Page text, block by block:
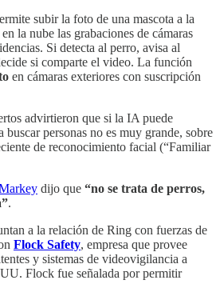
subir la foto de una mascota a la
la nube las grabaciones de cámaras
Si detecta al perro, avisa al
si comparte el video. La función
en cámaras exteriores con suscripción
advirtieron que si la IA puede
personas no es muy grande, sobre
de reconocimiento facial (“Familiar
dijo que “no se trata de perros,
.
a la relación de Ring con fuerzas de
Flock Safety, empresa que provee
y sistemas de videovigilancia a
Flock fue señalada por permitir